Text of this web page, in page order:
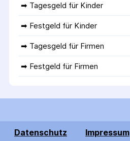
➡ Tagesgeld für Kinder
➡ Festgeld für Kinder
➡ Tagesgeld für Firmen
➡ Festgeld für Firmen
Datenschutz Impressum